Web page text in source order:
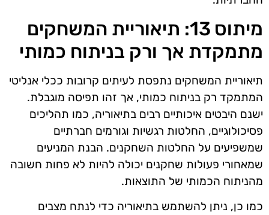
מיתוס 13: תיאוריית המשחקים
מתמקדת אך ורק בניתוח כמותי
תיאוריית המשחקים נתפסת לעיתים קרובות ככלי אנליטי
המתמקד רק בניתוח כמותי, אך זהו תפיסה מוגבלת.
ישנם היבטים איכותיים רבים בתיאוריה, כמו תהליכים
פסיכולוגיים, החלטות רגשיות וגורמים חברתיים
שמשפיעים על החלטות השחקנים. הבנת המניעים
שמאחורי פעולות שחקנים יכולה להיות לא פחות חשובה
מהניתוח הכמותי של התוצאות.
כמו כן, ניתן להשתמש בתיאוריה כדי לנתח מצבים